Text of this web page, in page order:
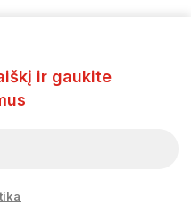
ir gaukite